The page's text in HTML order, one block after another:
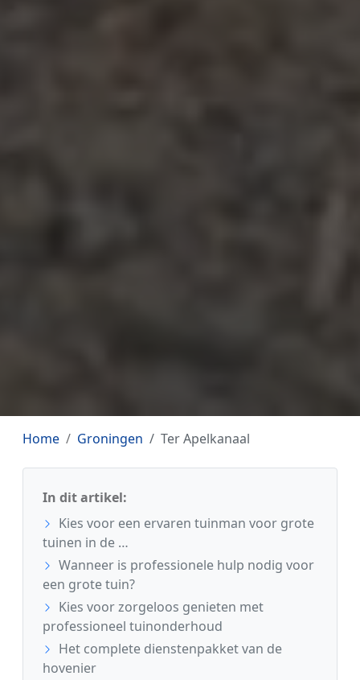
Home Groningen Ter Apelkanaal
In dit artikel:
Kies voor een ervaren tuinman voor grote
tuinen in de …
Wanneer is professionele hulp nodig voor
een grote tuin?
Kies voor zorgeloos genieten met
professioneel tuinonderhoud
Het complete dienstenpakket van de
hovenier